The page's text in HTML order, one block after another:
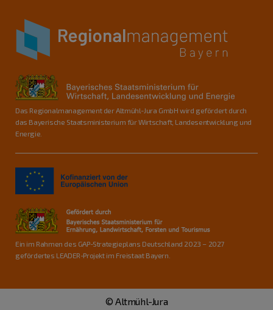
Das Regionalmanagement der Altmühl-Jura GmbH wird gefördert durch
das Bayerische Staatsministerium für Wirtschaft, Landesentwicklung und
Energie.
Ein im Rahmen des GAP-Strategieplans Deutschland 2023 – 2027
gefördertes LEADER-Projekt im Freistaat Bayern.
© Altmühl-Jura